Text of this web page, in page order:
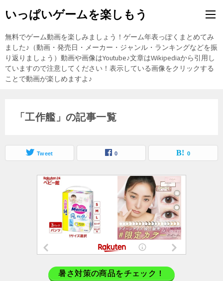
いっぱいゲームを楽しもう
無料でゲーム動画を楽しみましょう！ゲーム年表っぽくまとめてみ
ました♪（動画・発売日・メーカー・ジャンル・ランキングなどを振
り返りましょう）動画や画像はYoutube♪文章はWikipediaから引用し
ていますので注意してください！表示している画像をクリックする
ことで動画が楽しめますよ♪
「工作艦」の記事一覧
Tweet 0 0
暑さ対策の商品をチェック！